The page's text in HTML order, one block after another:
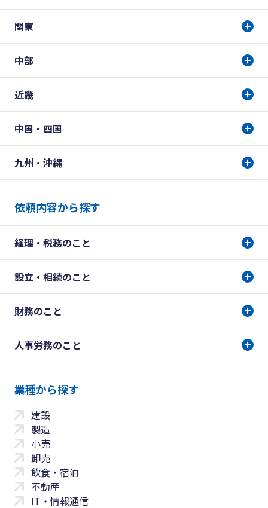
関東
中部
近畿
中国・四国
九州・沖縄
依頼内容から探す
経理・税務のこと
設立・相続のこと
財務のこと
人事労務のこと
業種から探す
建設
製造
小売
卸売
飲食・宿泊
不動産
IT・情報通信